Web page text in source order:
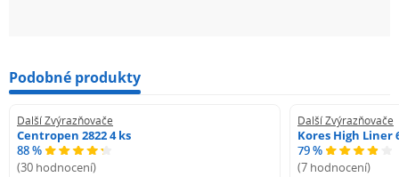
Podobné produkty
Další Zvýrazňovače
Centropen 2822 4 ks
88 %
(30 hodnocení)
Další Zvýrazňovače
Kores High Liner
79 %
(7 hodnocení)